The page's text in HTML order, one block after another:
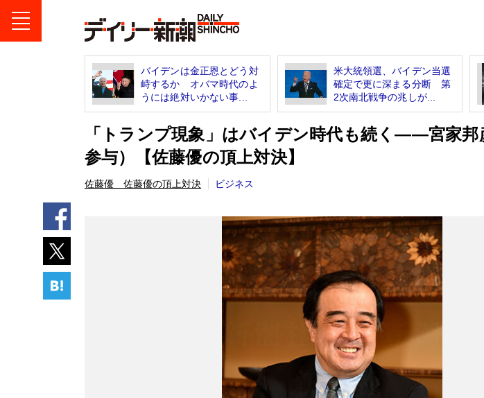
バイデンは金正恩とどう対
峙するか オバマ時代のよ
うには絶対いかない事...
米大統領選、バイデン当選
確定で更に深まる分断 第
2次南北戦争の兆しが...
「トランプ現象」はバイデン時代も続く――宮家邦
参与）【佐藤優の頂上対決】
佐藤優 佐藤優の頂上対決 ビジネス